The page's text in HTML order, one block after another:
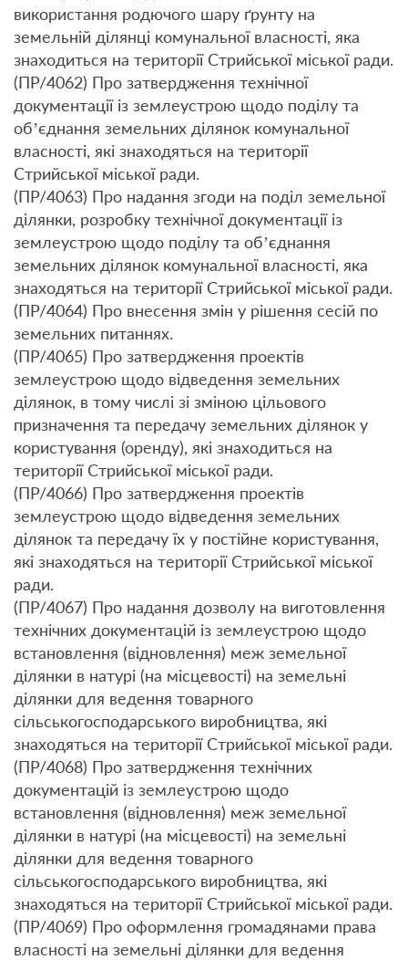
використання родючого шару ґрунту на
земельній ділянці комунальної власності, яка
знаходиться на території Стрийської міської ради.
(ПР/4062) Про затвердження технічної
документації із землеустрою щодо поділу та
об’єднання земельних ділянок комунальної
власності, які знаходяться на території
Стрийської міської ради.
(ПР/4063) Про надання згоди на поділ земельної
ділянки, розробку технічної документації із
землеустрою щодо поділу та об’єднання
земельних ділянок комунальної власності, яка
знаходяться на території Стрийської міської ради.
(ПР/4064) Про внесення змін у рішення сесій по
земельних питаннях.
(ПР/4065) Про затвердження проектів
землеустрою щодо відведення земельних
ділянок, в тому числі зі зміною цільового
призначення та передачу земельних ділянок у
користування (оренду), які знаходиться на
території Стрийської міської ради.
(ПР/4066) Про затвердження проектів
землеустрою щодо відведення земельних
ділянок та передачу їх у постійне користування,
які знаходяться на території Стрийської міської
ради.
(ПР/4067) Про надання дозволу на виготовлення
технічних документацій із землеустрою щодо
встановлення (відновлення) меж земельної
ділянки в натурі (на місцевості) на земельні
ділянки для ведення товарного
сільськогосподарського виробництва, які
знаходяться на території Стрийської міської ради.
(ПР/4068) Про затвердження технічних
документацій із землеустрою щодо
встановлення (відновлення) меж земельної
ділянки в натурі (на місцевості) на земельні
ділянки для ведення товарного
сільськогосподарського виробництва, які
знаходяться на території Стрийської міської ради.
(ПР/4069) Про оформлення громадянами права
власності на земельні ділянки для ведення